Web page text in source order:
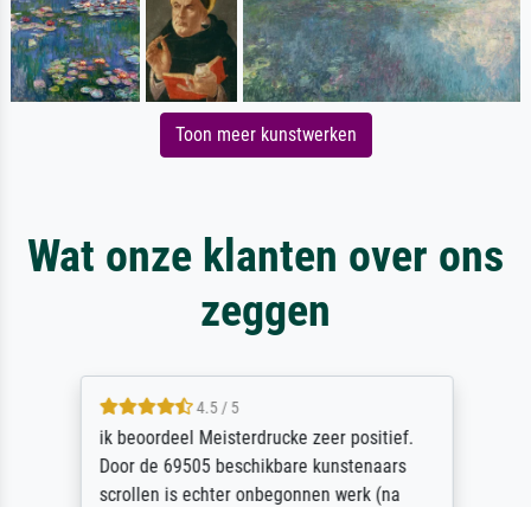
Toon meer kunstwerken
Wat onze klanten over ons
zeggen
4.5 / 5
ik beoordeel Meisterdrucke zeer positief.
Door de 69505 beschikbare kunstenaars
scrollen is echter onbegonnen werk (na